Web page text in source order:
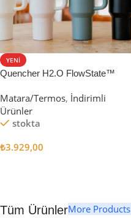
YENI
Quencher H2.O FlowState™
Matara/Termos, İndirimli
Ürünler
stokta
₺3.929,00
Tüm ÜrünlerMore Products